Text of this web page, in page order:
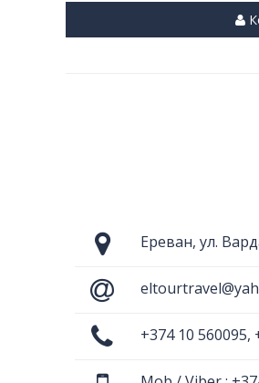
Ереван, ул.
+374 10 560095,